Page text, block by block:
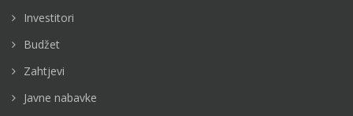
Investitori
Budžet
Zahtjevi
Javne nabavke